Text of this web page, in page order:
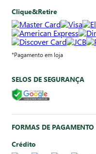
Clique&Retire
*Pagamento em loja
SELOS DE SEGURANÇA
FORMAS DE
Crédito